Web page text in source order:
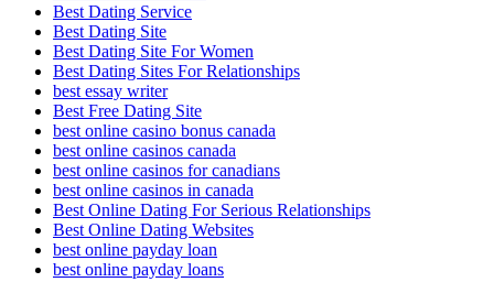
Best Dating Service
Best Dating Site
Best Dating Site For Women
Best Dating Sites For Relationships
best essay writer
Best Free Dating Site
best online casino bonus canada
best online casinos canada
best online casinos for canadians
best online casinos in canada
Best Online Dating For Serious Relationships
Best Online Dating Websites
best online payday loan
best online payday loans